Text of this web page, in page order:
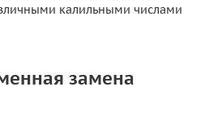
калильными числами
замена